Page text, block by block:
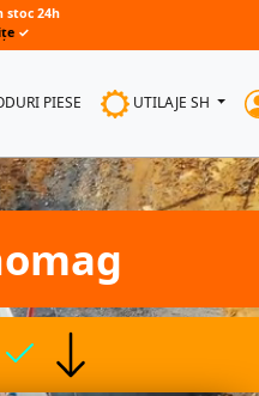
stoc 24h
✓
PIESE UTILAJE SH